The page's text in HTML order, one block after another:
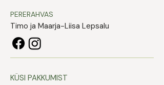
PERERAHVAS
Timo ja Maarja-Liisa Lepsalu
KÜSI PAKKUMIST